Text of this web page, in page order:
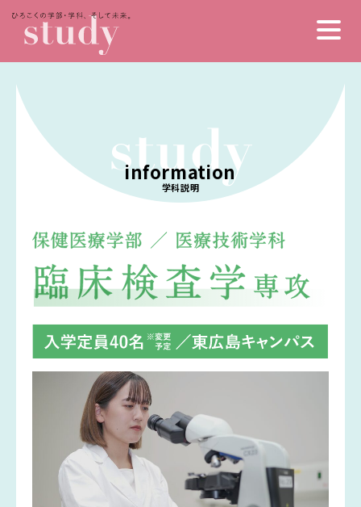
ヒロコクについて
（いろんな仕事）
入学金・授業料・奨学金
保健医療学部
診療放射線学科
臨床工学専攻
臨床検査学専攻
救急救命学科
総合リハビリテーション学部
リハビリテーション学科
理学療法学専攻
作業療法学専攻
言語聴覚療法学専攻
義肢装具学専攻
健康スポーツ学部
健康スポーツ学科
健康科学部
地域創生学専攻
社会福祉学専攻
ヒロコクのひとびと
わたしの居場所
広島県の魅力
活発なクラブ&サークル
学生食堂メニュー
学生寮・一人暮らし
卒業生インタビュー
文字で知る学科情報はこちら
information
学科説明